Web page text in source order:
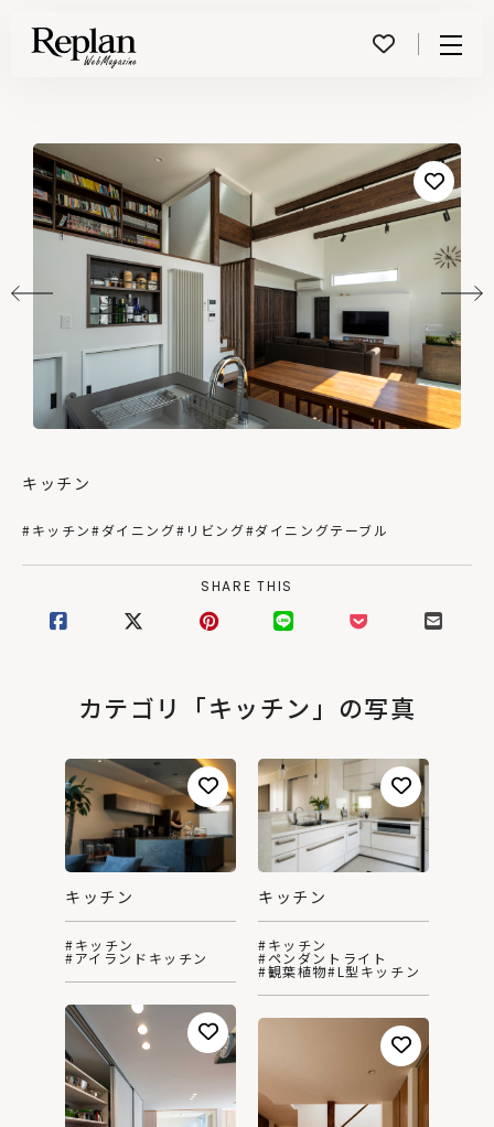
キッチン
#キッチン#ダイニング#リビング#ダイニングテーブル
SHARE THIS
カテゴリ「キッチン」の写真
キッチン
#キッチン
#アイランドキッチン
キッチン
#キッチン
#ペンダントライト
#観葉植物#L型キッチン